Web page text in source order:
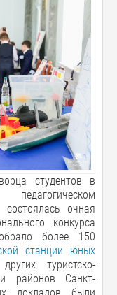
студентов в
очная
конкурса
более 150
станции юных
туристско-
районов Санкт-